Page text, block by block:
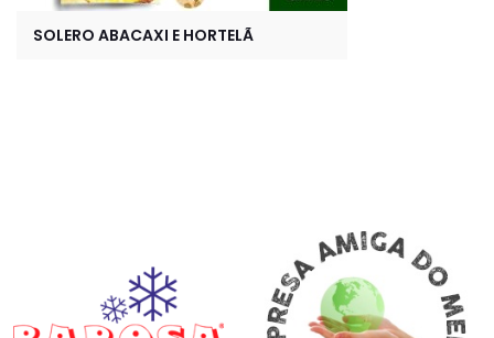
SOLERO ABACAXI E HORTELÃ